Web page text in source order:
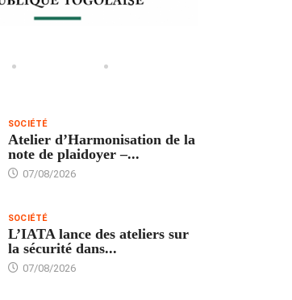
SOCIÉTÉ
Atelier d’Harmonisation de la
note de plaidoyer –...
07/08/2026
SOCIÉTÉ
L’IATA lance des ateliers sur
la sécurité dans...
07/08/2026